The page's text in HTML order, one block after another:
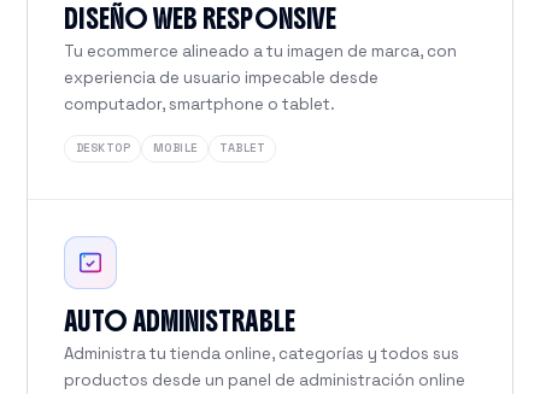
DISEÑO WEB RESPONSIVE
Tu ecommerce alineado a tu imagen de marca, con
experiencia de usuario impecable desde
computador, smartphone o tablet.
DESKTOP MOBILE TABLET
AUTO ADMINISTRABLE
Administra tu tienda online, categorías y todos sus
productos desde un panel de administración online